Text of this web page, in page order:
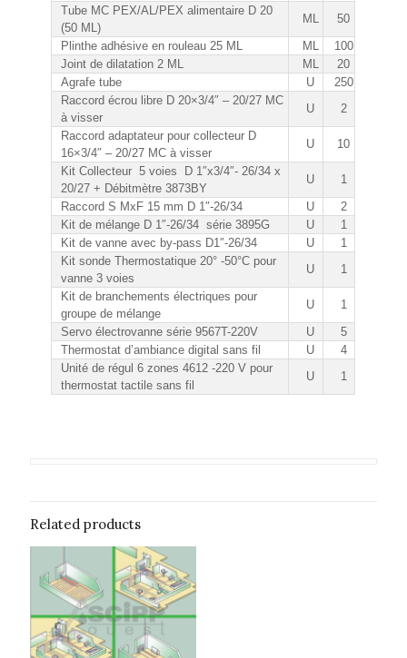
Tube MC PEX/AL/PEX alimentaire D 20
(50 ML)
ML
50
Plinthe adhésive en rouleau 25 ML
ML
100
Joint de dilatation 2 ML
ML
20
Agrafe tube
U
250
Raccord écrou libre D 20×3/4″ – 20/27 MC
à visser
U
2
Raccord adaptateur pour collecteur D
16×3/4″ – 20/27 MC à visser
U
10
Kit Collecteur 5 voies D 1″x3/4″- 26/34 x
20/27 + Débitmètre 3873BY
U
1
Raccord S MxF 15 mm D 1″-26/34
U
2
Kit de mélange D 1″-26/34 série 3895G
U
1
Kit de vanne avec by-pass D1″-26/34
U
1
Kit sonde Thermostatique 20° -50°C pour
vanne 3 voies
U
1
Kit de branchements électriques pour
groupe de mélange
U
1
Servo électrovanne série 9567T-220V
U
5
Thermostat d’ambiance digital sans fil
U
4
Unité de régul 6 zones 4612 -220 V pour
thermostat tactile sans fil
U 1
Related products